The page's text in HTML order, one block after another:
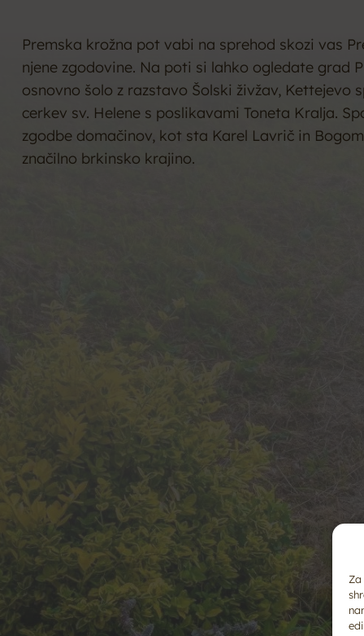
Premska krožna pot vabi na sprehod skozi vas
njene zgodovine. Na poti si lahko ogledate grad
osnovno šolo z razstavo Šolski živžav, Kettejevo
cerkev sv. Helene s poslikavami Toneta Kralja.
zgodbe domačinov, kot sta Karel Lavrič in
značilno brkinsko krajino.